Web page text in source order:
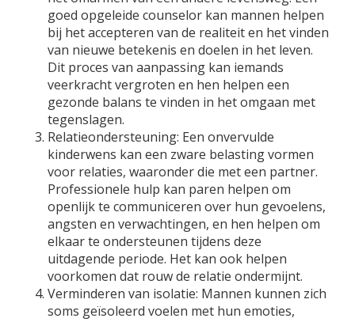
goed opgeleide counselor kan mannen helpen
bij het accepteren van de realiteit en het vinden
van nieuwe betekenis en doelen in het leven.
Dit proces van aanpassing kan iemands
veerkracht vergroten en hen helpen een
gezonde balans te vinden in het omgaan met
tegenslagen.
Relatieondersteuning: Een onvervulde
kinderwens kan een zware belasting vormen
voor relaties, waaronder die met een partner.
Professionele hulp kan paren helpen om
openlijk te communiceren over hun gevoelens,
angsten en verwachtingen, en hen helpen om
elkaar te ondersteunen tijdens deze
uitdagende periode. Het kan ook helpen
voorkomen dat rouw de relatie ondermijnt.
Verminderen van isolatie: Mannen kunnen zich
soms geïsoleerd voelen met hun emoties,